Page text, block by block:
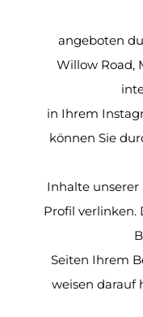
angeboten
Willow Road,
in Ihrem
können Sie
Inhalte
Profil verlinken.
Seiten Ihrem
weisen darauf